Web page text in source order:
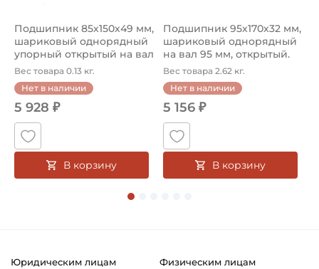
Подшипник 85х150х49 мм,
шариковый однорядный
упорный открытый на вал
85...
Вес товара 0.13 кг.
Нет в наличии
5 928 ₽
В корзину
Подшипник 95х170х32 мм,
шариковый однорядный
на вал 95 мм, открытый.
Ар...
Вес товара 2.62 кг.
Нет в наличии
5 156 ₽
В корзину
Юридическим лицам
Физическим лицам